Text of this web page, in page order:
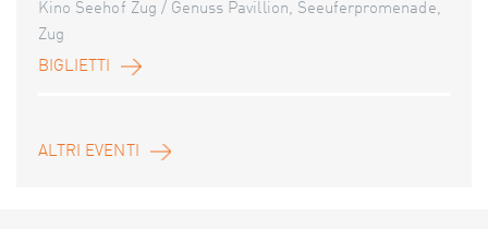
Kino Seehof Zug / Genuss Pavillion, Seeuferpromenade,
Zug
BIGLIETTI
ALTRI EVENTI